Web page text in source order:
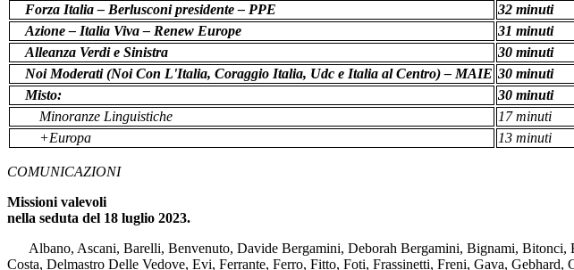
Forza Italia – Berlusconi presidente – PPE
32 minuti
Azione – Italia Viva – Renew Europe
31 minuti
Alleanza Verdi e Sinistra
30 minuti
Noi Moderati (Noi Con L'Italia, Coraggio Italia, Udc e Italia al Centro) – MAIE 30 minuti
Misto:
30 minuti
Minoranze Linguistiche
17 minuti
+Europa
13 minuti
COMUNICAZIONI
Missioni valevoli
nella seduta del 18 luglio 2023.
Albano, Ascani, Barelli, Benvenuto, Davide Bergamini, Deborah Bergamini, Bignami, Bitonci,
Costa, Delmastro Delle Vedove, Evi, Ferrante, Ferro, Fitto, Foti, Frassinetti, Freni, Gava,